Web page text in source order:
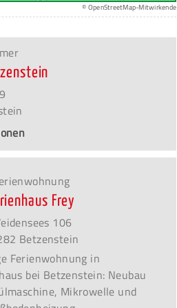
© OpenStreetMap-Mitwirkende
Frey
106
Betzenstein
Ferienwohnung in
bei Betzenstein: Neubau
Mikrowelle und